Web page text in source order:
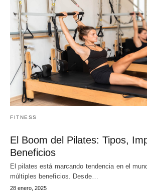
FITNESS
El Boom del Pilates: Tipos,
Beneficios
El pilates está marcando tendencia en el
múltiples beneficios. Desde…
28 enero, 2025